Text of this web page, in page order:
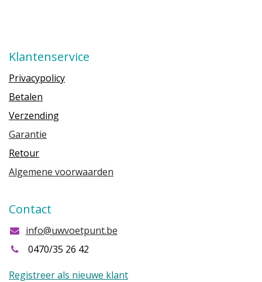
Klantenservice
Privacypolicy
Betalen
Verzending
Garantie
Retour
Algemene voorwaarden
Contact
info@uwvoetpunt.be
0470/35 26 42
Registreer als nieuwe klant